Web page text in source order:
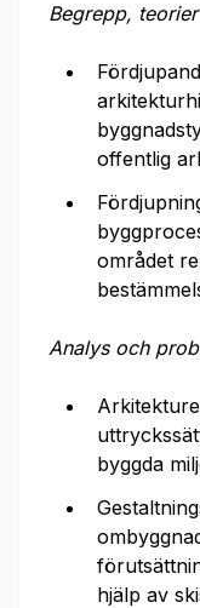
Begrepp,
offentlig
området
Analys och
byggda
hjälp av